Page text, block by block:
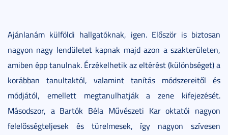
Ajánlanám külföldi hallgatóknak, igen. Először is biztosan
nagyon nagy lendületet kapnak majd azon a szakterületen,
amiben épp tanulnak. Érzékelhetik az eltérést (különbséget) a
korábban tanultaktól, valamint tanítás módszereitől és
módjától, emellett megtanulhatják a zene kifejezését.
Másodszor, a Bartók Béla Művészeti Kar oktatói nagyon
felelősségteljesek és türelmesek, így nagyon szívesen